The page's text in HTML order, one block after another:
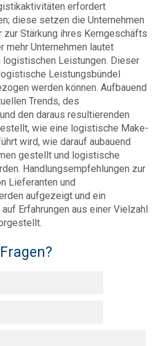
erfordert
diese setzen die Unternehmen
zur Stärkung ihres Kerngeschäfts
mehr Unternehmen lautet
logistischen Leistungen. Dieser
Leistungsbündel
werden können. Aufbauend
Trends, des
den daraus resultierenden
wie eine logistische Make-
wird, wie darauf aubauend
gestellt und logistische
Handlungsempfehlungen zur
Lieferanten und
aufgezeigt und ein
Erfahrungen aus einer Vielzahl